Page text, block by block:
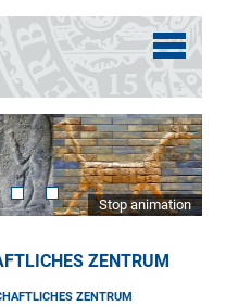
Stop animation
ZENTRUM
ZENTRUM